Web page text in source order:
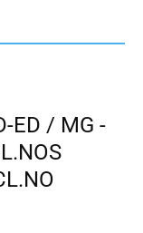
ED / MG -